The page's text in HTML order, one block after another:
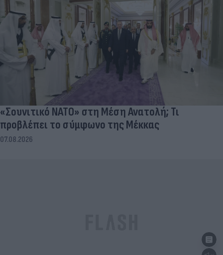
«Σουνιτικό ΝΑΤΟ» στη Μέση Ανατολή; Τι
προβλέπει το σύμφωνο της Μέκκας
07.08.2026